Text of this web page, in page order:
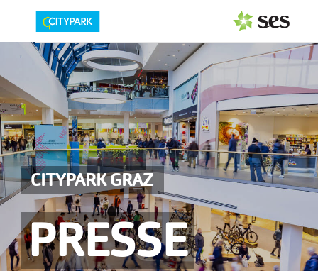
CITYPARK GRAZ
PRESSE
PRESSEAUSSENDUNGEN
Center & Marken
Events
Services
MEDIAGALERIE
PRESSEKONTAKT